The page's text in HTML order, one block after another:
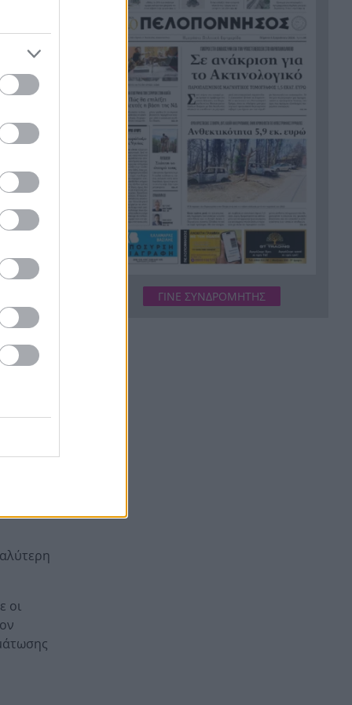
στη
που
οι
εργασίες τους
20:36 Το τελευταίο «αντίο» στην
τελετή αποτέφρωσης του
συντονιστή που σκοτώθηκε
μετά τη σύγκρουση
ελικοπτέρων στην Ψάθα,
ΦΩΤΟ
Στιγμές αγωνίας και θρίλερ
στο Αίγιο: Οδηγός λεωφορείου
έχασε τις αισθήσεις του και τη
ζωή του! ΦΩΤΟ
20:12 Κόκκινα τα 118 κτίρια στις 325
αυτοψίες των πληγεισών
καταστροφικές πυρκαγιές
ΓΙΝΕ ΣΥΝΔΡΟΜΗΤΗΣ